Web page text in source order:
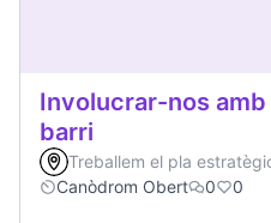
Involucrar-nos
barri
Treballem el pla
Canòdrom Obert
0 0